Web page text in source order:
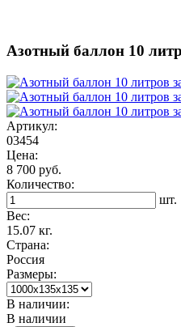
Азотный баллон 10
Артикул:
03454
Цена:
8 700 руб.
Количество:
шт.
Вес:
15.07 кг.
Страна:
Россия
Размеры:
В наличии:
В наличии